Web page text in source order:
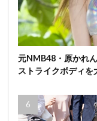
元NMB48・原かれ
ストライクボディ